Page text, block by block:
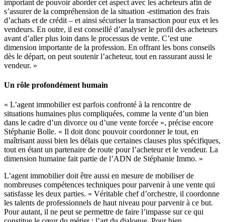
important de pouvoir aborder cet aspect avec les acheteurs afin de
s’assurer de la compréhension de la situation -estimation des frais
d’achats et de crédit – et ainsi sécuriser la transaction pour eux et les
vendeurs. En outre, il est conseillé d’analyser le profil des acheteurs
avant d’aller plus loin dans le processus de vente. C’est une
dimension importante de la profession. En offrant les bons conseils
dès le départ, on peut soutenir l’acheteur, tout en rassurant aussi le
vendeur. »
Un rôle profondément humain
« L’agent immobilier est parfois confronté à la rencontre de
situations humaines plus compliquées, comme la vente d’un bien
dans le cadre d’un divorce ou d’une vente forcée », précise encore
Stéphanie Bolle. « Il doit donc pouvoir coordonner le tout, en
maîtrisant aussi bien les délais que certaines clauses plus spécifiques,
tout en étant un partenaire de route pour l’acheteur et le vendeur. La
dimension humaine fait partie de l’ADN de Stéphanie Immo. »
L’agent immobilier doit être aussi en mesure de mobiliser de
nombreuses compétences techniques pour parvenir à une vente qui
satisfasse les deux parties. « Véritable chef d’orchestre, il coordonne
les talents de professionnels de haut niveau pour parvenir à ce but.
Pour autant, il ne peut se permettre de faire l’impasse sur ce qui